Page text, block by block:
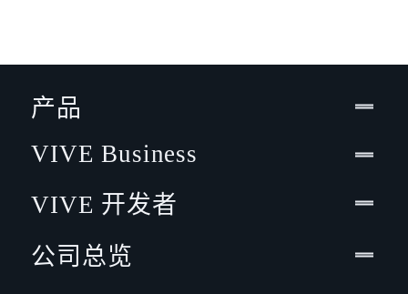
产品
VIVE Business
VIVE 开发者
公司总览